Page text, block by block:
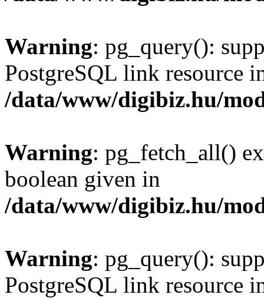
Warning: pg_query():
PostgreSQL link resource
/data/www/digibiz.hu/
Warning: pg_fetch_all()
boolean given in
/data/www/digibiz.hu/
Warning: pg_query():
PostgreSQL link resource